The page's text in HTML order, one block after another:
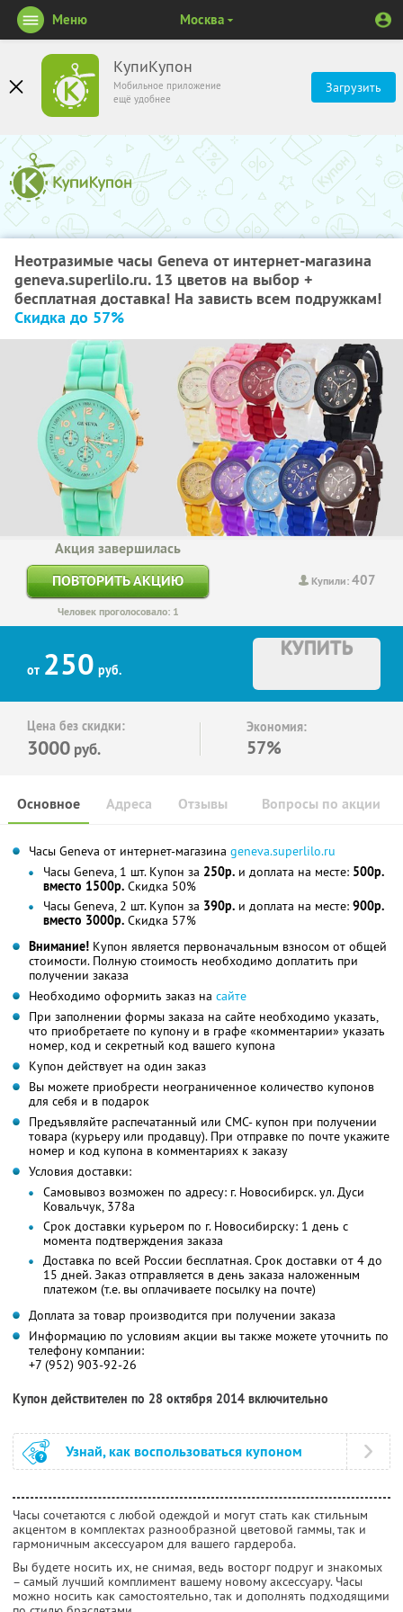
КупиКупон
Мобильное приложение
ещё удобнее
Загрузить
Меню Москва
Неотразимые часы Geneva от интернет-магазина
geneva.superlilo.ru. 13 цветов на выбор +
бесплатная доставка! На зависть всем подружкам!
Скидка до 57%
Купили:407
Акция завершилась
ПОВТОРИТЬ АКЦИЮ
Человек проголосовало: 1
от 250 руб.
КУПИТЬ
Цена без скидки:
3000 руб.
Экономия:
57%
Основное Отзывы Вопросы по акции
Адреса
Часы Geneva от интернет-магазина geneva.superlilo.ru
Часы Geneva, 1 шт. Купон за 250р. и доплата на месте: 500р.
вместо 1500р. Скидка 50%
Часы Geneva, 2 шт. Купон за 390р. и доплата на месте: 900р.
вместо 3000р. Скидка 57%
Внимание! Купон является первоначальным взносом от общей
стоимости. Полную стоимость необходимо доплатить при
получении заказа
Необходимо оформить заказ на сайте
При заполнении формы заказа на сайте необходимо указать,
что приобретаете по купону и в графе «комментарии» указать
номер, код и секретный код вашего купона
Купон действует на один заказ
Вы можете приобрести неограниченное количество купонов
для себя и в подарок
Предъявляйте распечатанный или СМС- купон при получении
товара (курьеру или продавцу). При отправке по почте укажите
номер и код купона в комментариях к заказу
Условия доставки:
Самовывоз возможен по адресу: г. Новосибирск. ул. Дуси
Ковальчук, 378а
Срок доставки курьером по г. Новосибирску: 1 день с
момента подтверждения заказа
Доставка по всей России бесплатная. Срок доставки от 4 до
15 дней. Заказ отправляется в день заказа наложенным
платежом (т.е. вы оплачиваете посылку на почте)
Доплата за товар производится при получении заказа
Информацию по условиям акции вы также можете уточнить по
телефону компании:
+7 (952) 903-92-26
Купон действителен по 28 октября 2014 включительно
Узнай, как воспользоваться купоном
Часы сочетаются с любой одеждой и могут стать как стильным
акцентом в комплектах разнообразной цветовой гаммы, так и
гармоничным аксессуаром для вашего гардероба.
Вы будете носить их, не снимая, ведь восторг подруг и знакомых
– самый лучший комплимент вашему новому аксессуару. Часы
можно носить как самостоятельно, так и дополнять подходящими